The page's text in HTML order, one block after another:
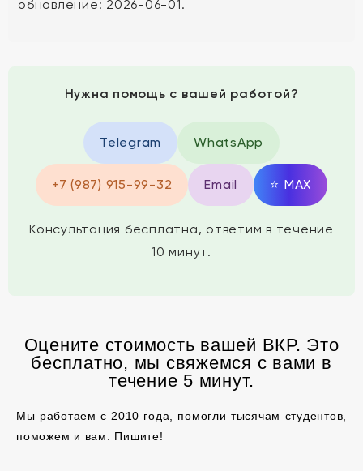
обновление: 2026-06-01.
Нужна помощь с вашей работой?
Telegram WhatsApp
+7 (987) 915-99-32 Email ⭐ MAX
Консультация бесплатна, ответим в течение
10 минут.
Оцените стоимость вашей ВКР. Это
бесплатно, мы свяжемся с вами в
течение 5 минут.
Мы работаем с 2010 года, помогли тысячам студентов,
поможем и вам. Пишите!